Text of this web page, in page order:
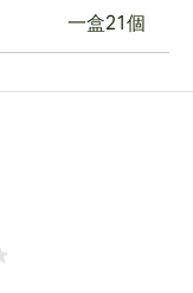
一盒21個